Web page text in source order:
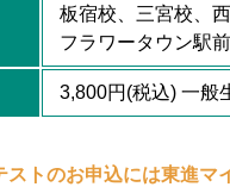
板宿校、三宮校、
フラワータウン駅
3,800円(税込) 一般
トのお申込には東進マ